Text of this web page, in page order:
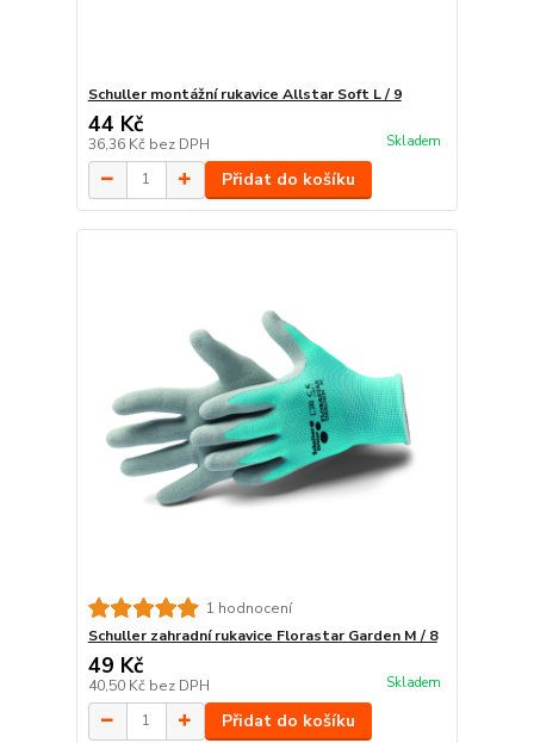
Schuller montážní rukavice Allstar Soft L / 9
44 Kč
36,36 Kč bez DPH Skladem
Přidat do košíku
1 hodnocení
Schuller zahradní rukavice Florastar Garden M / 8
49 Kč
40,50 Kč bez DPH Skladem
Přidat do košíku